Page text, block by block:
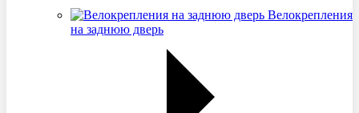
Велокрепления
на заднюю дверь